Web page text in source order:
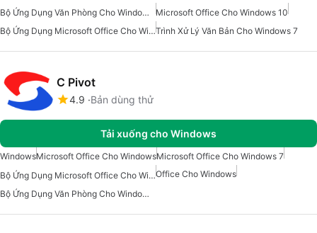
Bộ Ứng Dụng Văn Phòng Cho Windows 10
Microsoft Office Cho Windows 10
Bộ Ứng Dụng Microsoft Office Cho Windows 10Trình Xử Lý Văn Bản Cho Windows 7
C Pivot
4.9 Bản dùng thử
Tải xuống cho Windows
WindowsMicrosoft Office Cho WindowsMicrosoft Office Cho Windows 7
Bộ Ứng Dụng Microsoft Office Cho Windows 10Office Cho Windows
Bộ Ứng Dụng Văn Phòng Cho Windows 7